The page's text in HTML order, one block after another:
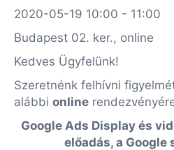
2020-05-19 10:00 - 11:00
Budapest 02. ker., online
Kedves Ügyfelünk!
Szeretnénk felhívni
alábbi online
Google Ads Display és
előadás, a Google